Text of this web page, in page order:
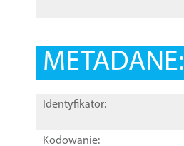
METADANE:
Identyfikator:
Kodowanie: